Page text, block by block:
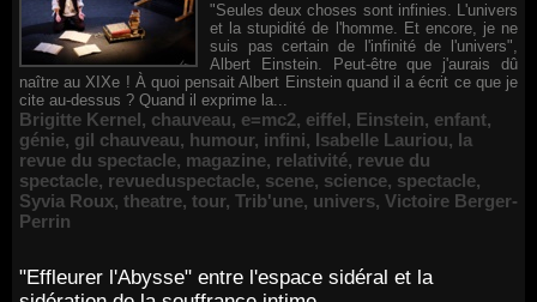
"Seules deux choses sont infinies. L'univers
et la stupidité de l'homme. Et encore, je ne
suis pas certain de l'infinité de l'univers",
Albert Einstein. Peut-être que j'aurais dû
naître au XIXe ! À quoi pensait Albert Einstein quand il a écrit ce que je
cite au-dessus ? Quand il exprime la...
Brigitte Kernel, chauveau, e=mc2, eiffel, Einstein, enfant,
génie, gil chauveau, humour, infini, Isabelle Lauriou, la
revue du spectacle, magazine, relativité, revue du
spectacle, revueduspectacle, scene, science, spectacle,
Syvia Roux, theatre, tour, Trib'une, univers, Victoire Berger-
Perrin
"Effleurer l'Abysse" entre l'espace sidéral et la